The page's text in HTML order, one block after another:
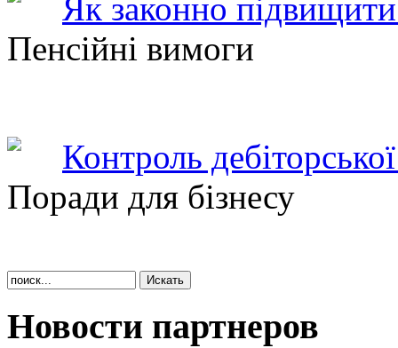
Як законно підвищити
Пенсійні вимоги
Контроль
Поради для бізнесу
Новости партнеров